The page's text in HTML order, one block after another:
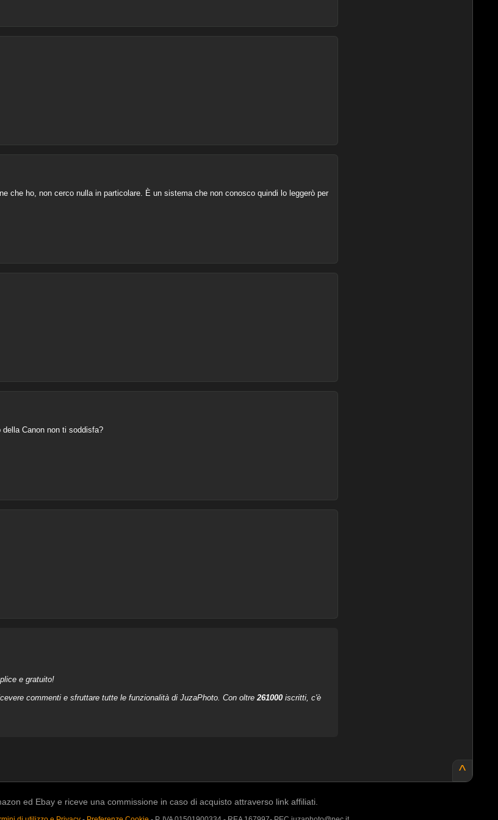
che ho, non cerco nulla in particolare. È un sistema che non conosco quindi lo leggerò per
Canon non ti soddisfa?
e gratuito!
commenti e sfruttare tutte le funzionalità di JuzaPhoto. Con oltre261000iscritti, c'è
^
ed Ebay e riceve una commissione in caso di acquisto attraverso link affiliati.